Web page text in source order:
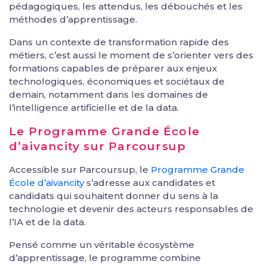
pédagogiques, les attendus, les débouchés et les
méthodes d’apprentissage.
Dans un contexte de transformation rapide des
métiers, c’est aussi le moment de s’orienter vers des
formations capables de préparer aux enjeux
technologiques, économiques et sociétaux de
demain, notamment dans les domaines de
l’intelligence artificielle et de la data.
Le Programme Grande École
d’aivancity sur Parcoursup
Accessible sur Parcoursup, le Programme Grande
École d’aivancitys’adresse aux candidates et
candidats qui souhaitent donner du sens à la
technologie et devenir des acteurs responsables de
l’IA et de la data.
Pensé comme un véritable écosystème
d’apprentissage, le programme combine